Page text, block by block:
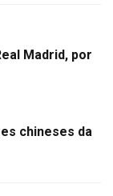
Madrid, por
chineses da